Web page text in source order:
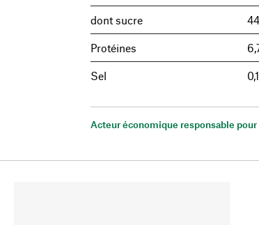
dont sucre
Protéines
Sel
Acteur économique responsable pour